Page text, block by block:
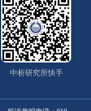
中析研究所快手